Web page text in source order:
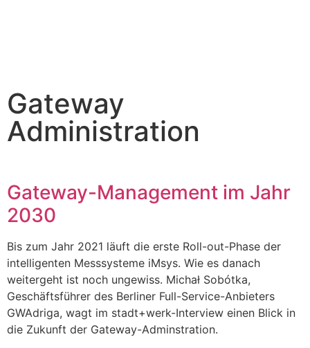
Gateway
Administration
Gateway-Management im Jahr
2030
Bis zum Jahr 2021 läuft die erste Roll-out-Phase der
intelligenten Messsysteme iMsys. Wie es danach
weitergeht ist noch ungewiss. Michał Sobótka,
Geschäftsführer des Berliner Full-Service-Anbieters
GWAdriga, wagt im stadt+werk-Interview einen Blick in
die Zukunft der Gateway-Adminstration.